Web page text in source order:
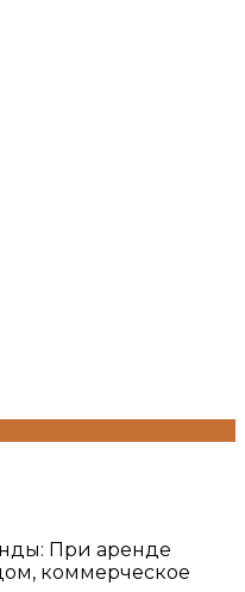
При аренде
коммерческое